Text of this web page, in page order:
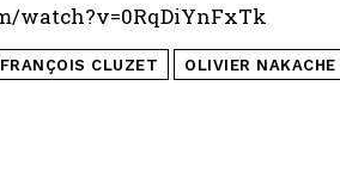
watch?v=0RqDiYnFxTk
FRANÇOIS CLUZET OLIVIER NAKACHE